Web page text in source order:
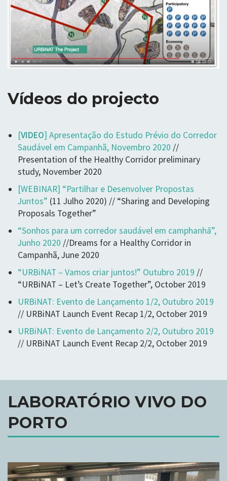
Vídeos do projecto
[VIDEO] Apresentação do Estudo Prévio do Corredor
Saudável em Campanhã, Novembro 2020 //
Presentation of the Healthy Corridor preliminary
study, November 2020
[WEBINAR] “Partilhar e Desenvolver Propostas
Juntos” (11 Julho 2020) // “Sharing and Developing
Proposals Together”
“Sonhos para um corredor saudável em camphanhā”,
Junho 2020 //Dreams for a Healthy Corridor in
Campanhã, June 2020
“URBiNAT – Vamos criar juntos!” Outubro 2019 //
“URBiNAT – Let’s Create Together”, October 2019
URBiNAT: Evento de Lançamento 1/2, Outubro 2019
// URBiNAT Launch Event Recap 1/2, October 2019
URBiNAT: Evento de Lançamento 2/2, Outubro 2019
// URBiNAT Launch Event Recap 2/2, October 2019
LABORATÓRIO VIVO DO
PORTO